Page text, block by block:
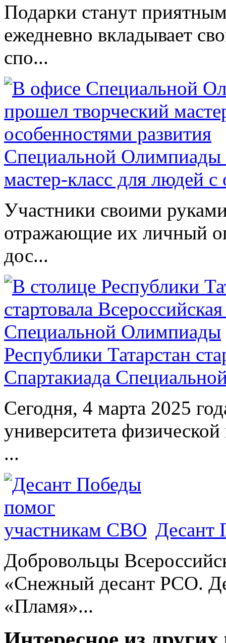
Подарки станут
ежедневно вкладывает
спо...
Специальной Олимпиады
мастер-класс для людей
Участники своими
отражающие их личный
дос...
Республики Татарстан
Спартакиада
Сегодня, 4 марта 2025
университета
...
Десант
Добровольцы
«Снежный десант РСО.
«Пламя»...